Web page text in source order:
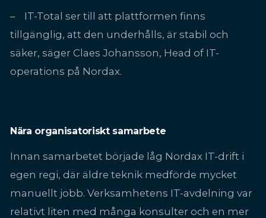
– IT-Total ser till att plattformen finns
tillgänglig, att den underhålls, är stabil och
säker, säger Claes Johansson, Head of IT-
operations på Nordax.
Nära organisatoriskt samarbete
Innan samarbetet började låg Nordax IT-drift i
egen regi, där äldre teknik medförde mycket
manuellt jobb. Verksamhetens IT-avdelning var
relativt liten med många konsulter och en mer